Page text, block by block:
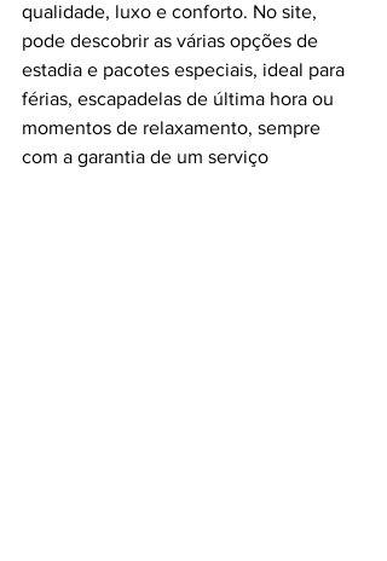
qualidade, luxo e conforto. No site,
pode descobrir as várias opções de
estadia e pacotes especiais, ideal para
férias, escapadelas de última hora ou
momentos de relaxamento, sempre
com a garantia de um serviço